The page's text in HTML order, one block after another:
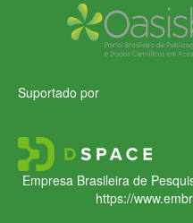
Suportado por
Empresa Brasileira de
https://